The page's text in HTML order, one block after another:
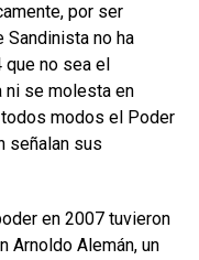
por ser
Sandinista no ha
no sea el
ni se molesta en
modos el Poder
señalan sus
en 2007 tuvieron
Arnoldo Alemán, un